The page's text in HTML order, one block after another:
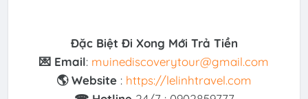
Đặc Biệt Đi Xong Mới Trả Tiền
💌 Email: muinediscoverytour@gmail.com
🌎 Website : https://lelinhtravel.com